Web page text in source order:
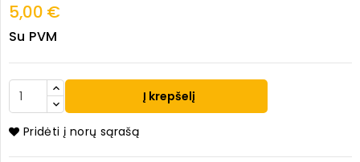
5,00 €
Su PVM
Į krepšelį
Pridėti į norų sąrašą